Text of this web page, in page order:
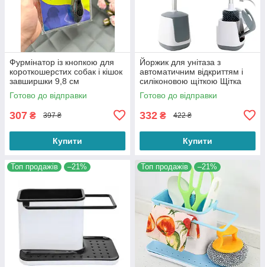
Фурмінатор із кнопкою для
короткошерстих собак і кішок
завширшки 9,8 см
Готово до відправки
307 ₴ 397 ₴
Купити
Йоржик для унітаза з
автоматичним відкриттям і
силіконовою щіткою Щітка
для унітаза з тримачем
Готово до відправки
332 ₴ 422 ₴
Купити
Топ продажів –21% Топ продажів –21%